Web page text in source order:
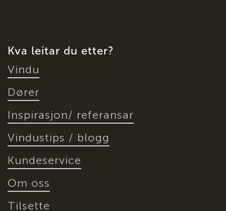
Kva leitar du etter?
Vindu
Dører
Inspirasjon/ referansar
Vindustips / blogg
Kundeservice
Om oss
Tilsette